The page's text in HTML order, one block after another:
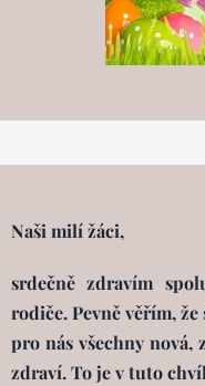
Naši milí žáci,
srdečně zdravím
rodiče. Pevně věřím,
pro nás všechny nová,
zdraví. To je v tuto